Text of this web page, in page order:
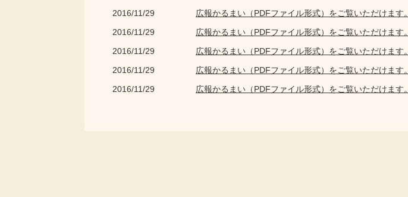
2016/11/29
広報かるまい（PDFファイル形式）をご覧いただけます。
2016/11/29
広報かるまい（PDFファイル形式）をご覧いただけます。
2016/11/29
広報かるまい（PDFファイル形式）をご覧いただけます。
2016/11/29
広報かるまい（PDFファイル形式）をご覧いただけます。
2016/11/29
広報かるまい（PDFファイル形式）をご覧いただけます。